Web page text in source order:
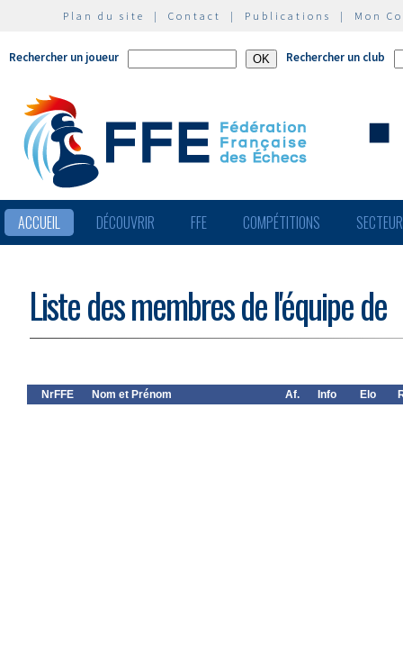
Plan du site | Contact | Publications | Mon
Rechercher un joueur Rechercher un club
ACCUEIL DÉCOUVRIR FFE COMPÉTITIONS
Liste des membres de l'équipe de
NrFFE Nom et Prénom Af. Info Elo